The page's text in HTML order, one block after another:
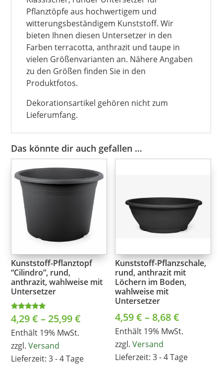
Pflanztöpfe aus hochwertigem und
witterungsbeständigem Kunststoff. Wir
bieten Ihnen diesen Untersetzer in den
Farben terracotta, anthrazit und taupe in
vielen Größenvarianten an. Nähere Angaben
zu den Größen finden Sie in den
Produktfotos.
Dekorationsartikel gehören nicht zum
Lieferumfang.
Das könnte dir auch gefallen …
Kunststoff-Pflanztopf
“Cilindro”, rund,
anthrazit, wahlweise mit
Untersetzer
Bewertet
mit
5.00
von 5
4,29€ –25,99€ Preisspanne:
25,99 €
Enthält 19% MwSt.
zzgl.Versand
Lieferzeit: 3 - 4 Tage
Kunststoff-Pflanzschale,
rund, anthrazit mit
Löchern im Boden,
wahlweise mit
Untersetzer
4,59€ – 8,68€
4,59 €
8,68 €
Enthält 19% MwSt.
zzgl.Versand
Lieferzeit: 3 - 4 Tage